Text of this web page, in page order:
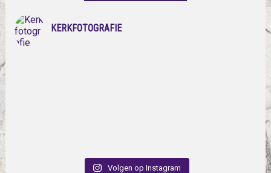
KERKFOTOGRAFIE
Volgen op Instagram